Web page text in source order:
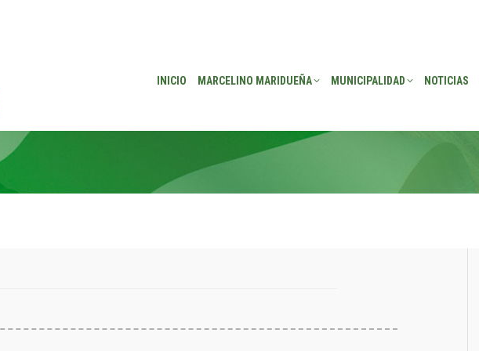
INICIO MARCELINO MARIDUEÑA MUNICIPALIDAD NOTICIAS